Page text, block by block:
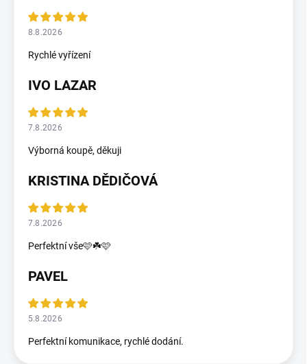
8.8.2026
Rychlé vyřízení
IVO LAZAR
7.8.2026
Výborná koupě, děkuji
KRISTINA DĚDIČOVÁ
7.8.2026
Perfektní vše🩷☘️🩷
PAVEL
5.8.2026
Perfektní komunikace, rychlé dodání.